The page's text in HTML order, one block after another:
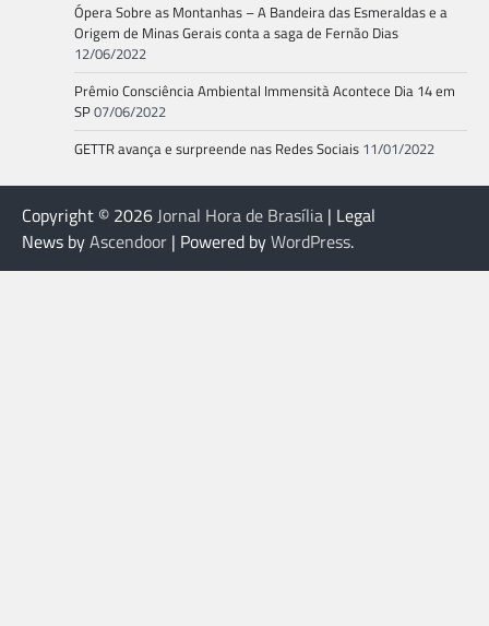
Ópera Sobre as Montanhas – A Bandeira das Esmeraldas e a
Origem de Minas Gerais conta a saga de Fernão Dias
12/06/2022
Prêmio Consciência Ambiental Immensità Acontece Dia 14 em
SP07/06/2022
GETTR avança e surpreende nas Redes Sociais 11/01/2022
Copyright © 2026Jornal Hora de Brasília | Legal
News byAscendoor | Powered byWordPress.